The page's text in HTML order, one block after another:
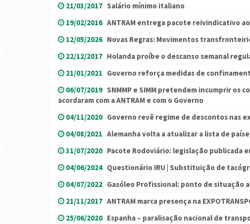
21/03/2017 Salário mínimo italiano
19/02/2016 ANTRAM entrega pacote reivindicativo
12/05/2026 Novas Regras: Movimentos
22/12/2017 Holanda proíbe o descanso semanal
21/01/2021 Governo reforça medidas de
06/07/2019 SNMMP e SIMM pretendem incumprir os
acordaram com a ANTRAM e com o Governo
04/11/2020 Governo revê regime de descontos nas
04/08/2021 Alemanha volta a atualizar a lista de
31/07/2020 Pacote Rodoviário: legislação publicada
04/06/2024 Questionário IRU | Substituição de
04/07/2022 Gasóleo Profissional: ponto de situação
21/11/2017 ANTRAM marca presença na
25/06/2020 Espanha – paralisação nacional de